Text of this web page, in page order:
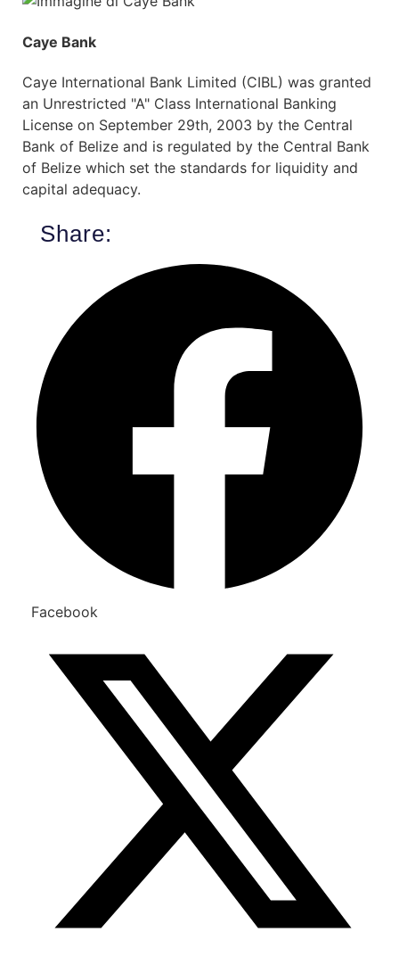
Caye Bank
Caye International Bank Limited (CIBL) was granted
an Unrestricted "A" Class International Banking
License on September 29th, 2003 by the Central
Bank of Belize and is regulated by the Central Bank
of Belize which set the standards for liquidity and
capital adequacy.
Share:
Facebook